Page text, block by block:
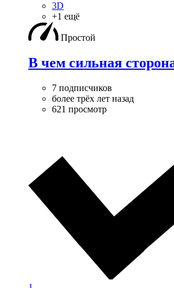
3D
+1 ещё
Простой
В чем сильная
7 подписчиков
более трёх лет назад
621 просмотр